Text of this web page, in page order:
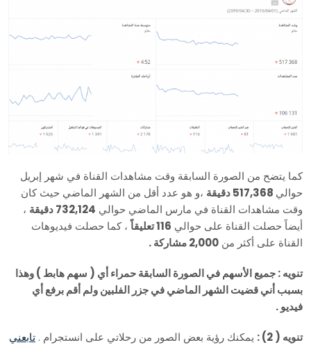
كما يتضح من الصورة السابقة وقت مشاهدات القناة في شهر إبريل
حوالي
،و هو عدد أقل من الشهر الماضي حيث كان
وقت مشاهدات القناة في مارس الماضي حوالي 732,124 دقيقة
،
أيضاً حصلت القناة على حوالي 116 تعليقاً
، كما حصلت فيديوهات
القناة على أكثر من 2,000 مشاركة .
تنويه : جميع الأسهم في الصورة السابقة حمراء أي ( سهم هابط ) وهذا
بسبب أني قضيت الشهر الماضي في جزر الفلبين ولم أقم برفع أي
فيديو .
تنويه ( 2) : يمكنك رؤية بعض الصور من رحلاتي على انستجرام .تابعني